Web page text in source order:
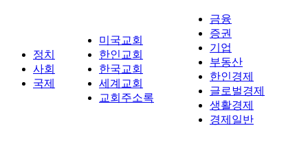
정치
사회
국제
미국교회
한인교회
한국교회
세계교회
교회주소록
금융
증권
기업
부동산
한인경제
글로벌경제
생활경제
경제일반